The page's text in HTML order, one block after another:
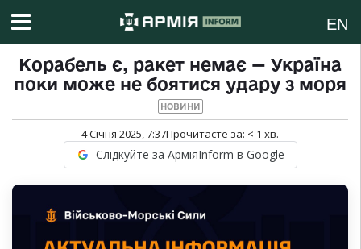
EN
Корабель є, ракет немає — Україна
поки може не боятися удару з моря
НОВИНИ
4 Січня 2025, 7:37Прочитаєте за: < 1 хв.
Слідкуйте за АрміяInform в Google